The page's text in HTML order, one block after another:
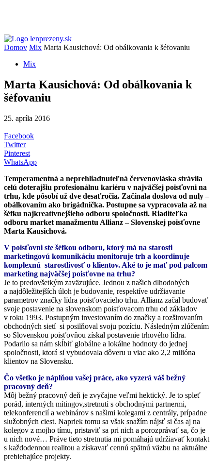
Domov Mix Marta Kausichová: Od obálkovania k šéfovaniu
Mix
Marta Kausichová: Od obálkovania k
šéfovaniu
25. apríla 2016
Facebook
Twitter
Pinterest
WhatsApp
Temperamentná a neprehliadnuteľná červenovláska strávila
celú doterajšiu profesionálnu kariéru v najväčšej poisťovni na
trhu, kde pôsobí už dve desaťročia. Začínala doslova od nuly –
obálkovaním ako brigádnička. Postupne sa vypracovala až na
šéfku najkreatívnejšieho odboru spoločnosti. Riaditeľka
odboru market manažmentu Allianz – Slovenskej poisťovne
Marta Kausichová.
V poisťovni ste šéfkou odboru, ktorý má na starosti
marketingovú komunikáciu monitoruje trh a koordinuje
komplexnú starostlivosť o klientov. Aké to je mať pod palcom
marketing najväčšej poisťovne na trhu?
Je to predovšetkým zaväzujúce. Jednou z našich dlhodobých
a najdôležitejších úloh je budovanie, respektíve udržiavanie
parametrov značky lídra poisťovacieho trhu. Allianz začal budovať
svoje postavenie na slovenskom poisťovacom trhu od základov
v roku 1993. Postupným investovaním do značky a rozširovaním
obchodných sietí si posilňoval svoju pozíciu. Následným zlúčením
so Slovenskou poisťovňou získal postavenie trhového lídra.
Podarilo sa nám skĺbiť globálne a lokálne hodnoty do jednej
spoločnosti, ktorá si vybudovala dôveru u viac ako 2,2 milióna
klientov na Slovensku.
Čo všetko je náplňou vašej práce, ako vyzerá váš bežný
pracovný deň?
Môj bežný pracovný deň je zvyčajne veľmi hektický. Je to spleť
porád, interných mítingov,stretnutí s obchodnými partnermi,
telekonferencií a webinárov s našimi kolegami z centrály, prípadne
služobných ciest. Napriek tomu sa však snažím nájsť si čas aj na
kolegov z mojho tímu, pristaviť sa pri nich a porozprávať sa, čo je
u nich nové… Práve tieto stretnutia mi pomáhajú udržiavať kontakt
s každodennou realitou a získavať cennú spätnú väzbu na aktuálne
prebiehajúce projekty.